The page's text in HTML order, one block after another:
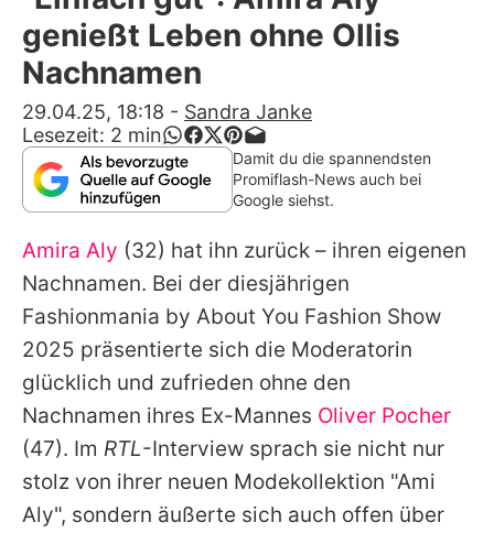
Alle Themen auf Promiflash
App runterladen
Team
Redaktionelle Richtlinien
Impressum
Datenschutzerklärung
Nutzungsbedingungen
Utiq verwalten
genießt Leben ohne Ollis
Nachnamen
29.04.25, 18:18 - Sandra Janke
Lesezeit: 2 min
Damit du die spannendsten
Promiflash-News auch bei
Google siehst.
Amira Aly (32) hat ihn zurück – ihren eigenen
Nachnamen. Bei der diesjährigen
Fashionmania by About You Fashion Show
2025 präsentierte sich die Moderatorin
glücklich und zufrieden ohne den
Nachnamen ihres Ex-Mannes Oliver Pocher
(47). Im RTL-Interview sprach sie nicht nur
stolz von ihrer neuen Modekollektion "Ami
Aly", sondern äußerte sich auch offen über